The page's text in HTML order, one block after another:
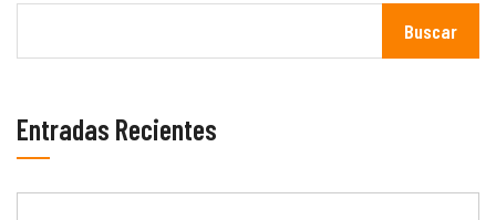
Buscar
Entradas Recientes